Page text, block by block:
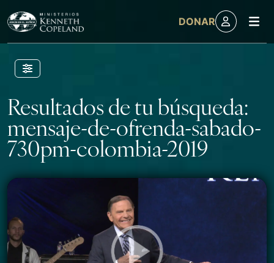
DONAR
Resultados de tu búsqueda:
mensaje-de-ofrenda-sabado-
730pm-colombia-2019